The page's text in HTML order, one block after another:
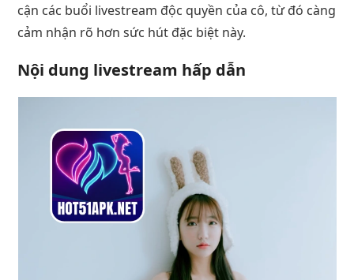
cận các buổi livestream độc quyền của cô, từ đó càng
cảm nhận rõ hơn sức hút đặc biệt này.
Nội dung livestream hấp dẫn